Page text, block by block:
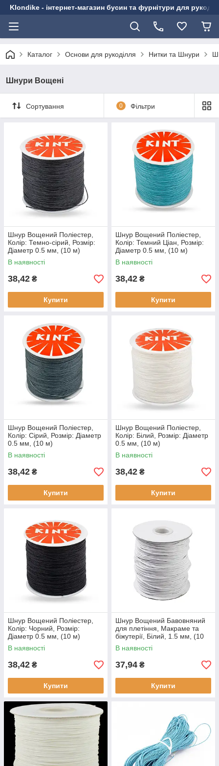
Klondike - інтернет-магазин бусин та фурнітури для
Каталог Основи для рукоділля Нитки та Шнури
Шнури Вощені
Сортування 0 Фільтри
Шнур Вощений Поліестер,
Колір: Темно-сірий, Розмір:
Діаметр 0.5 мм, (10 м)
В наявності
38,42 ₴
Купити
Шнур Вощений Поліестер,
Колір: Темний Ціан, Розмір:
Діаметр 0.5 мм, (10 м)
В наявності
38,42 ₴
Купити
Шнур Вощений Поліестер,
Колір: Сірий, Розмір: Діаметр
0.5 мм, (10 м)
В наявності
38,42 ₴
Купити
Шнур Вощений Поліестер,
Колір: Білий, Розмір: Діаметр
0.5 мм, (10 м)
В наявності
38,42 ₴
Купити
Шнур Вощений Поліестер,
Колір: Чорний, Розмір:
Діаметр 0.5 мм, (10 м)
В наявності
38,42 ₴
Купити
Шнур Вощений Бавовняний
для плетіння, Макраме та
біжутерії, Білий, 1.5 мм, (10
м)
В наявності
37,94 ₴
Купити